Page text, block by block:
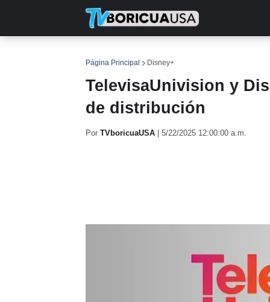
Página Principal Disney+
TelevisaUnivision y
de distribución
Por TVboricuaUSA 5/22/2025 12:00:00 a.m.